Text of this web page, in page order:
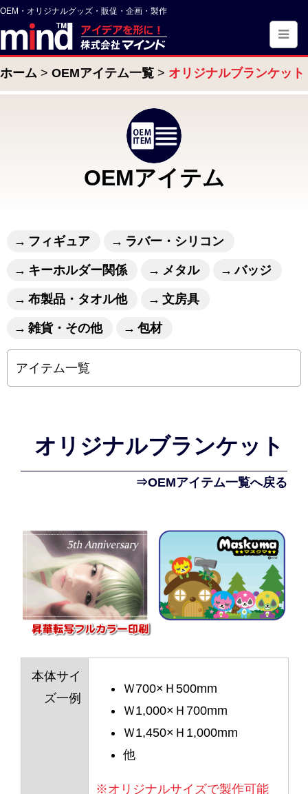
OEM・オリジナルグッズ・販促・企画・製作
ホーム OEMアイテム一覧 オリジナルブランケット
OEMアイテム
フィギュア ラバー・シリコン
キーホルダー関係 メタル バッジ
布製品・タオル他 文房具
雑貨・その他 包材
アイテム一覧
オリジナルブランケット
⇒OEMアイテム一覧へ戻る
本体サイ
ズ一例
Ｗ700×Ｈ500mm
Ｗ1,000×Ｈ700mm
Ｗ1,450×Ｈ1,000mm
他
※オリジナルサイズで製作可能